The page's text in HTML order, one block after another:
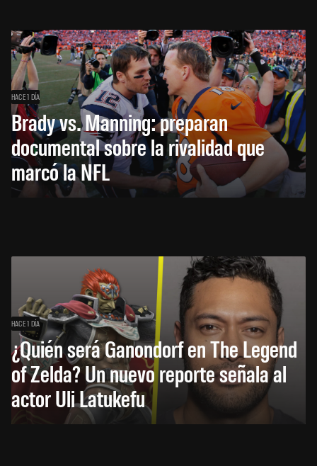
HACE 1 DÍA
Brady vs. Manning: preparan
documental sobre la rivalidad que
marcó la NFL
HACE 1 DÍA
¿Quién será Ganondorf en The Legend
of Zelda? Un nuevo reporte señala al
actor Uli Latukefu